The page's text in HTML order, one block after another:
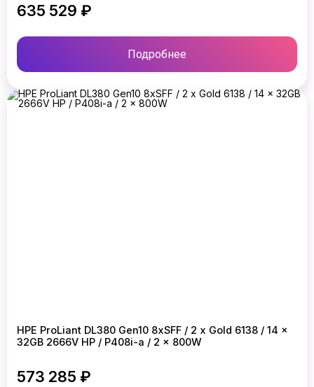
635 529 ₽
Подробнее
HPE ProLiant DL380 Gen10 8xSFF / 2 x Gold 6138 / 14 x
32GB 2666V HP / P408i-a / 2 x 800W
573 285 ₽